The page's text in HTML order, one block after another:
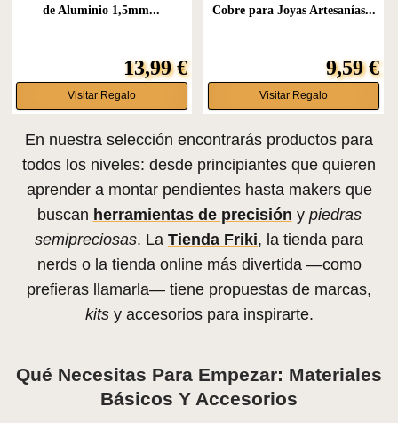
de Aluminio 1,5mm...
13,99 €
Visitar Regalo
Cobre para Joyas Artesanías...
9,59 €
Visitar Regalo
En nuestra selección encontrarás productos para
todos los niveles: desde principiantes que quieren
aprender a montar pendientes hasta makers que
buscan herramientas de precisión y piedras
semipreciosas. La Tienda Friki, la tienda para
nerds o la tienda online más divertida —como
prefieras llamarla— tiene propuestas de marcas,
kitsy accesorios para inspirarte.
Qué Necesitas Para Empezar: Materiales
Básicos Y Accesorios